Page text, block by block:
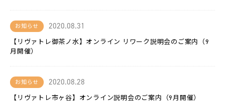
L-
BASE
お
せ
お知らせ 2020.08.31
【リヴァトレ御茶ノ水】オンライン リワーク説明会のご案内（9
月開催）
お知らせ 2020.08.28
【リヴァトレ市ヶ谷】オンライン説明会のご案内（9月開催）